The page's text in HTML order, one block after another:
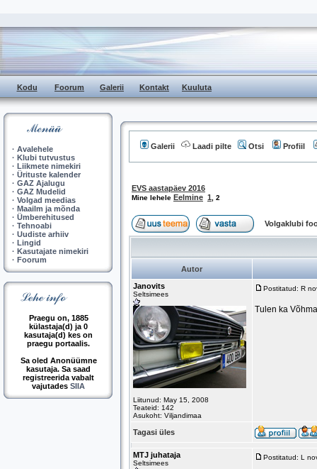
Kodu Foorum Galerii Kontakt Kuuluta
· Avalehele
· Klubi tutvustus
· Liikmete nimekiri
· Ürituste kalender
· GAZ Ajalugu
· GAZ Mudelid
· Volgad meedias
· Maailm ja mõnda
· Ümberehitused
· Tehnoabi
· Uudiste arhiiv
· Lingid
· Kasutajate nimekiri
· Foorum
Praegu on, 1885
külastaja(d) ja 0
kasutaja(d) kes on
praegu portaalis.
Sa oled Anonüümne
kasutaja. Sa saad
registreerida vabalt
vajutades SIIA
Galerii Laadi pilte Otsi Profiil
EVS aastapäev 2016
Mine lehele Eelmine 1 2
Volgaklubi
Autor
Janovits
Seltsimees
Liitunud: May 15, 2008
Teateid: 142
Asukoht: Viljandimaa
Postitatud: R
Tulen ka
Tagasi üles
MTJ juhataja
Seltsimees
Postitatud: L